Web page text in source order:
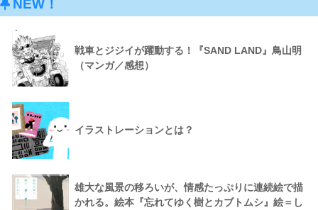
NEW！
戦車とジジイが躍動する！『SAND LAND』鳥山明
（マンガ／感想）
イラストレーションとは？
雄大な風景の移ろいが、情感たっぷりに連続絵で描
かれる。絵本『忘れてゆく樹とカブトムシ』絵＝し